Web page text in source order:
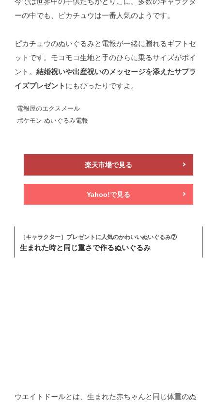
今では世界中の子供たちがとりこに。多数のキャラクタ
ーの中でも、ピカチュウは一番人気のようです。
ピカチュウのぬいぐるみと電報が一緒に贈れるギフトセ
ットです。モコモコ生地と手のひらに乗るサイズがポイ
ント。 結婚祝いや出産祝いのメッセージを添えたサプラ
イズプレゼント にもぴったりですよ。
電報屋のエクスメール
ポケモン ぬいぐるみ電報
楽天市場で見る
Yahoo!で見る
［キャラクター］プレゼントに人気のかわいいぬいぐるみ⑦
生まれた時と同じ重さで作るぬいぐるみ
ウエイトドールとは、生まれた赤ちゃんと同じ体重のぬ